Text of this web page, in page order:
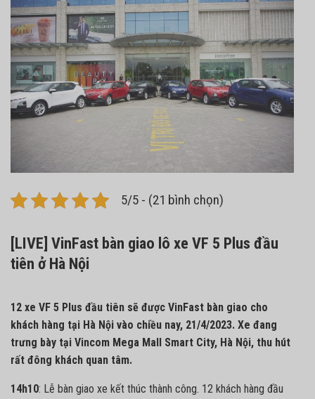
5/5 - (21 bình chọn)
[LIVE] VinFast bàn giao lô xe VF 5 Plus đầu
tiên ở Hà Nội
12 xe VF 5 Plus đầu tiên sẽ được VinFast bàn giao cho
khách hàng tại Hà Nội vào chiều nay, 21/4/2023. Xe đang
trưng bày tại Vincom Mega Mall Smart City, Hà Nội, thu hút
rất đông khách quan tâm.
14h10: Lễ bàn giao xe kết thúc thành công. 12 khách hàng đầu